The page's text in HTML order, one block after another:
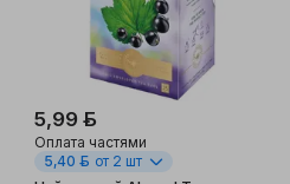
5,99 ƃ
Оплата частями
5,40 ƃ от 2 шт